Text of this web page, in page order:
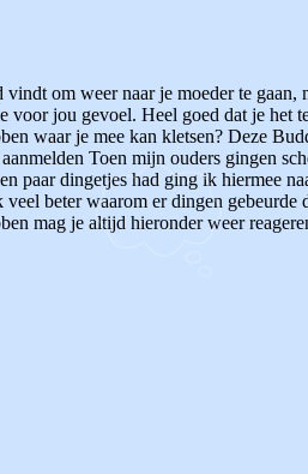
om weer naar je moeder te gaan,
voor jou gevoel. Heel goed dat je het
waar je mee kan kletsen? Deze
Toen mijn ouders gingen
dingetjes had ging ik hiermee
beter waarom er dingen gebeurde
mag je altijd hieronder weer